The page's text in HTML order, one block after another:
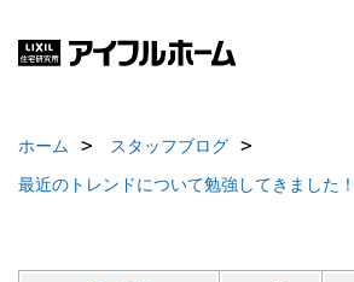
ホーム
スタッフブログ
最近のトレンドについて勉強してきました！